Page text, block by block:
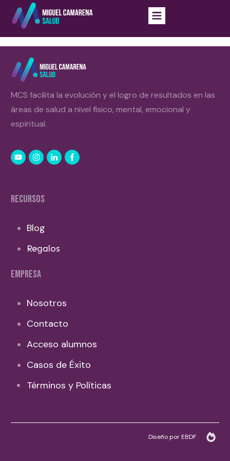
MCS facilita la evolución y el logro de resultados en las
áreas de salud a nivel físico, mental, emocional y
espiritual.
RECURSOS
Blog
Regalos
EMPRESA
Nosotros
Contacto
Acceso alumnos
Casos de Éxito
Términos y Políticas
Diseño por EBDF